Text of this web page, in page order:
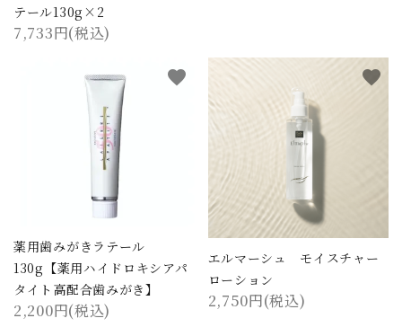
テール130g×2
7,733円(税込)
薬用歯みがきラテール
130g【薬用ハイドロキシアパ
タイト高配合歯みがき】
2,200円(税込)
favorite
エルマーシュ モイスチャー
ローション
2,750円(税込)
favorite